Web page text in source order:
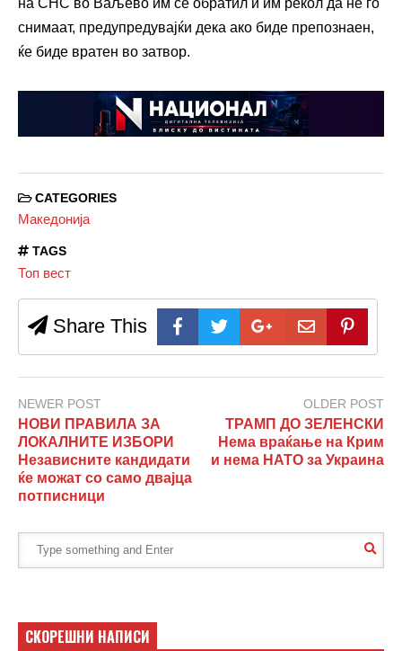
снимаат, предупредувајќи дека ако биде препознаен,
ќе биде вратен во затвор.
CATEGORIES
Македонија
TAGS
Топ вест
Share This
NEWER POST
НОВИ ПРАВИЛА ЗА
ЛОКАЛНИТЕ ИЗБОРИ
Независните кандидати
ќе можат со само двајца
потписници
OLDER POST
ТРАМП ДО ЗЕЛЕНСКИ
Нема враќање на Крим
и нема НАТО за Украина
СКОРЕШНИ НАПИСИ